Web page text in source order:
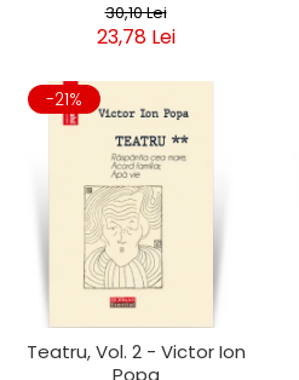
30,10 Lei
23,78 Lei
-21%
Teatru, Vol. 2 - Victor Ion
Popa